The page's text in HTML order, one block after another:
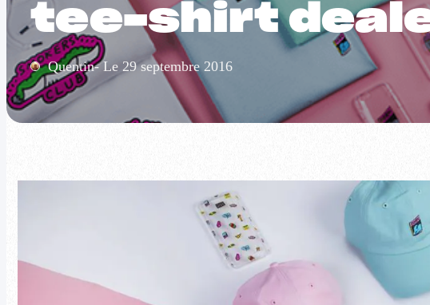
tee-shirt
Quentin- Le 29 septembre 2016